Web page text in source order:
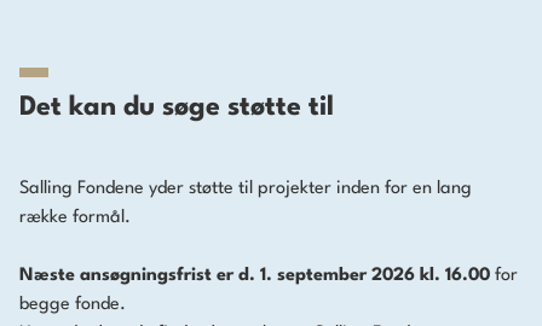
Det kan du søge støtte til
Salling Fondene yder støtte til projekter inden for en lang
række formål.
Næste ansøgningsfrist er d. 1. september 2026 kl. 16.00 for
begge fonde.